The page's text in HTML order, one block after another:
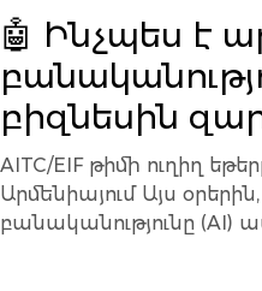
🤖 Ինչպես է
բիզնեսին
AITC/EIF թիմի ուղիղ
Արմենիայում Այս
բանականությունը (AI)